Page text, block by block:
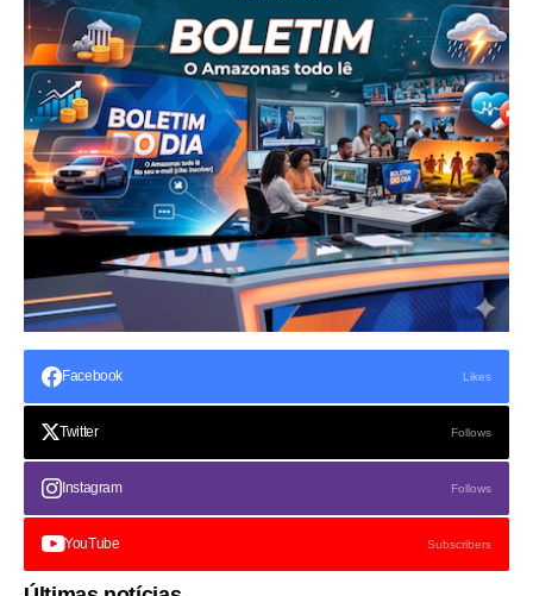
Facebook Likes
Twitter Follows
Instagram Follows
YouTube Subscribers